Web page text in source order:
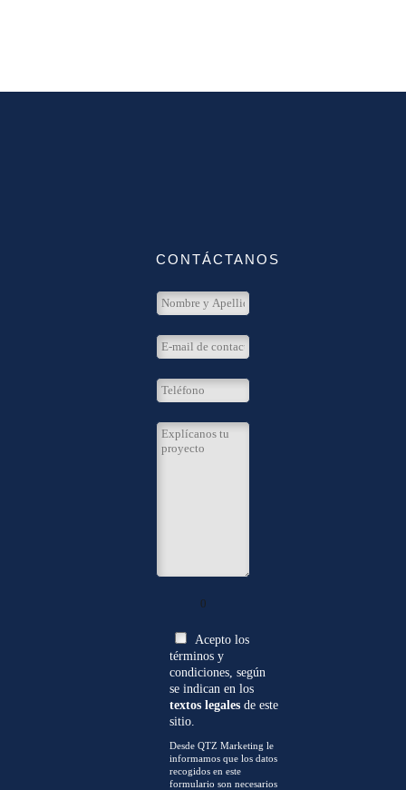
CONTÁCTANOS
0
Acepto los
términos y
condiciones, según
se indican en los
textos legales de este
sitio.
Desde QTZ Marketing le
informamos que los datos
recogidos en este
formulario son necesarios